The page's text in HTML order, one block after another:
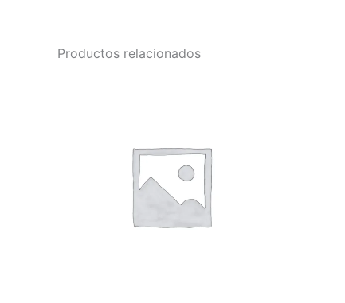
Productos relacionados